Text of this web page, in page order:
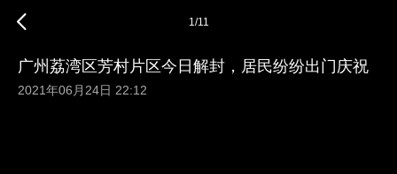
1/11
广州荔湾区芳村片区今日解封，居民纷纷出门庆祝
2021年06月24日 22:12